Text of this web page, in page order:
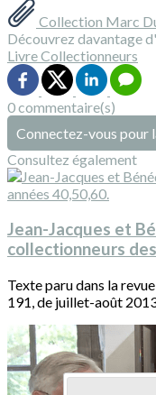
Collection Marc
Découvrez davantage
LivreCollectionneurs
0 commentaire(s)
Connectez-vous pour
Consultez également
Jean-Jacques et
collectionneurs
Texte paru dans la
191, de juillet-août